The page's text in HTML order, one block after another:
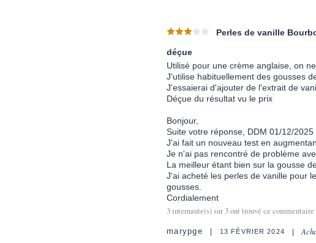
Perles de vanille
déçue
Utilisé pour une crème anglaise, on
J'utilise habituellement des gousses
J'essaierai d'ajouter de l'extrait de
Déçue du résultat vu le prix
Bonjour,
Suite votre réponse, DDM 01/12/
J'ai fait un nouveau test en
Je n'ai pas rencontré de problème
La meilleur étant bien sur la gousse
J'ai acheté les perles de vanille pour
gousses.
Cordialement
3internaute(s) sur3ont trouvé ce
marypge 13 FÉVRIER 2024